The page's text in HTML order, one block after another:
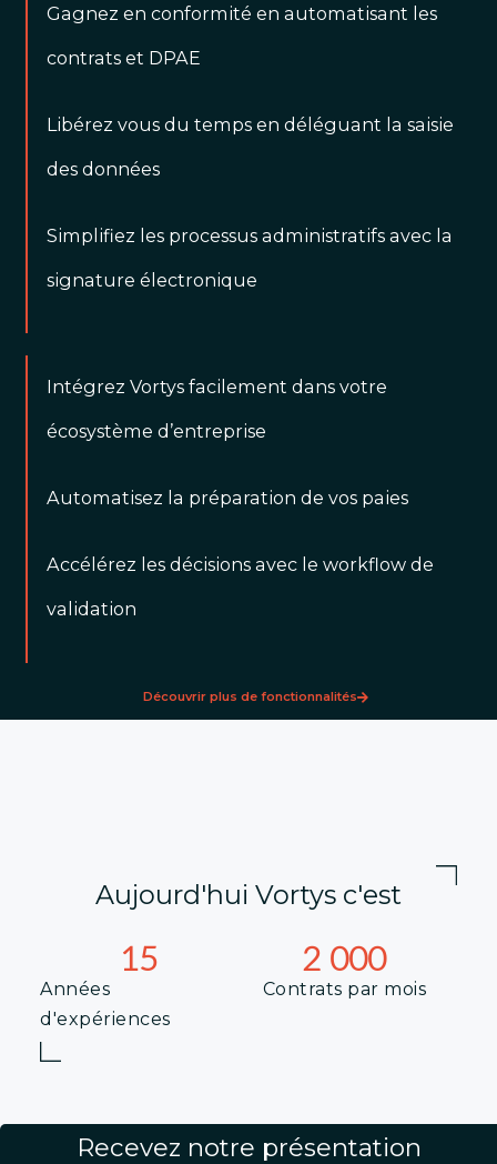
Gagnez en conformité en automatisant les
contrats et DPAE
Libérez vous du temps en déléguant la saisie
des données
Simplifiez les processus administratifs avec la
signature électronique
Intégrez Vortys facilement dans votre
écosystème d’entreprise
Automatisez la préparation de vos paies
Accélérez les décisions avec le workflow de
validation
Découvrir plus de fonctionnalités
Aujourd'hui Vortys c'est
Années
d'expériences
15
Contrats par mois
2 000
Recevez notre présentation